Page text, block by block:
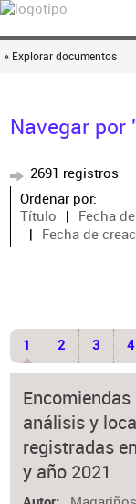
» Explorar documentos
Navegar por
2691 registros
Ordenar por:
Título
Fecha
Fecha de
1 2 3 4
análisis y
registradas
y año 2021